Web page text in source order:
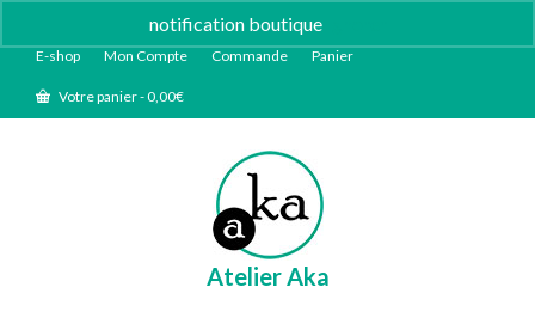
notification boutique
E-shop Mon Compte Commande Panier
Votre panier-0,00€
Atelier Aka